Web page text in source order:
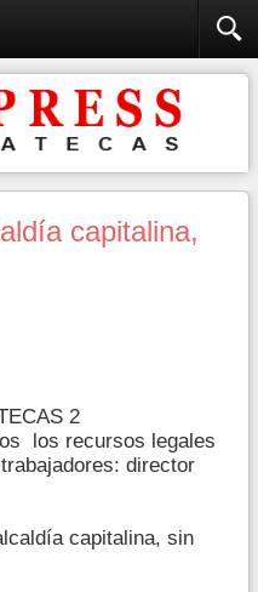
capitalina,
los recursos legales
director
capitalina, sin